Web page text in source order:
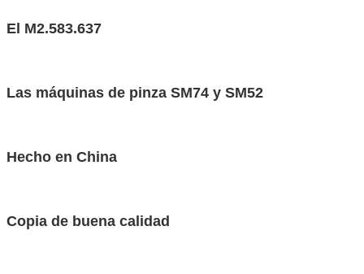
El M2.583.637
Las máquinas de pinza SM74 y SM52
Hecho en China
Copia de buena calidad